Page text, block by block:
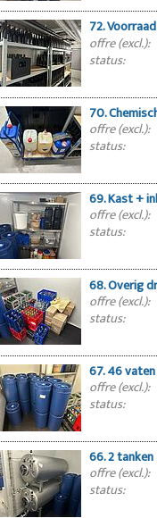
72.
offre (excl.):
status:
70.
offre (excl.):
status:
69. Kast +
offre (excl.):
status:
68. Overig
offre (excl.):
status:
67. 46
offre (excl.):
status:
66. 2 tanken
offre (excl.):
status: